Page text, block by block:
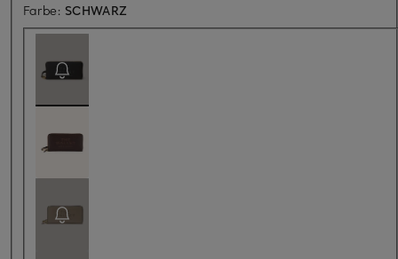
Farbe: SCHWARZ